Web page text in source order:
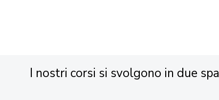
I nostri corsi si svolgono in due